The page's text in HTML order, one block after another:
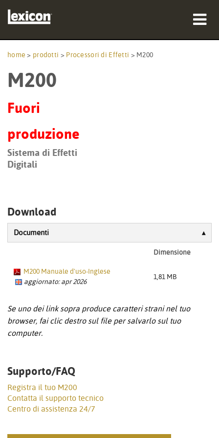
dove acquistare
formazione
supporto
Lingua/Regione
home > prodotti > Processori di Effetti > M200
M200
Fuori
produzione
Sistema di Effetti
Digitali
Download
Documenti
Dimensione
M200 Manuale d'uso-Inglese
aggiornato: apr 2026
1,81 MB
Se uno dei link sopra produce caratteri strani nel tuo
browser, fai clic destro sul file per salvarlo sul tuo
computer.
Supporto/FAQ
Registra il tuo M200
Contatta il supporto tecnico
Centro di assistenza 24/7